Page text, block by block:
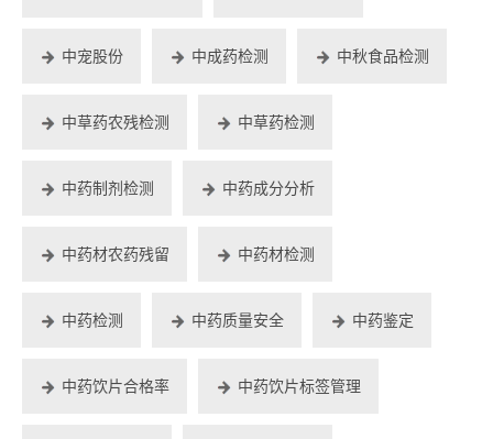
中宠股份 中成药检测 中秋食品检测
中草药农残检测 中草药检测
中药制剂检测 中药成分分析
中药材农药残留 中药材检测
中药检测 中药质量安全 中药鉴定
中药饮片合格率 中药饮片标签管理